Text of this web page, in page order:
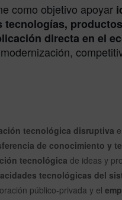
como objetivo apoyar
tecnologías,
directa en el
tecnológica disruptiva
de conocimiento y
tecnológica de ideas y
tecnológicas del
público-privada y el